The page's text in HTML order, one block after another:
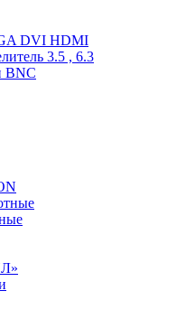
DVI HDMI
3.5 , 6.3
BNC